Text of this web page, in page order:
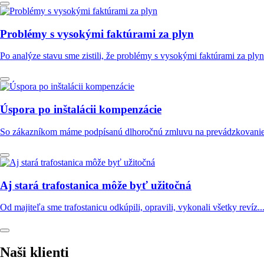
Problémy s vysokými faktúrami za plyn
Po analýze stavu sme zistili, že problémy s vysokými faktúrami za
Úspora po inštalácii kompenzácie
So zákazníkom máme podpísanú dlhoročnú zmluvu na
Aj stará trafostanica môže byť užitočná
Od majiteľa sme trafostanicu odkúpili, opravili, vykonali všetky revíz...
Naši klienti